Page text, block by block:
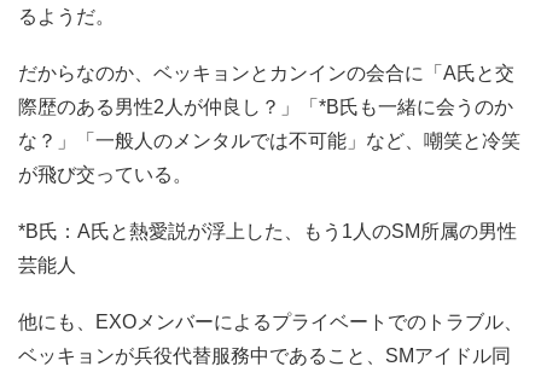
るようだ。
だからなのか、ベッキョンとカンインの会合に「A氏と交
際歴のある男性2人が仲良し？」「*B氏も一緒に会うのか
な？」「一般人のメンタルでは不可能」など、嘲笑と冷笑
が飛び交っている。
*B氏：A氏と熱愛説が浮上した、もう1人のSM所属の男性
芸能人
他にも、EXOメンバーによるプライベートでのトラブル、
ベッキョンが兵役代替服務中であること、SMアイドル同